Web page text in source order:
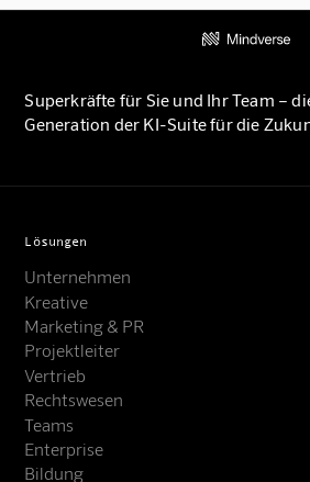
Superkräfte für Sie und Ihr Team –
Generation der KI-Suite für die
Lösungen
Unternehmen
Kreative
Marketing & PR
Projektleiter
Vertrieb
Rechtswesen
Teams
Enterprise
Bildung